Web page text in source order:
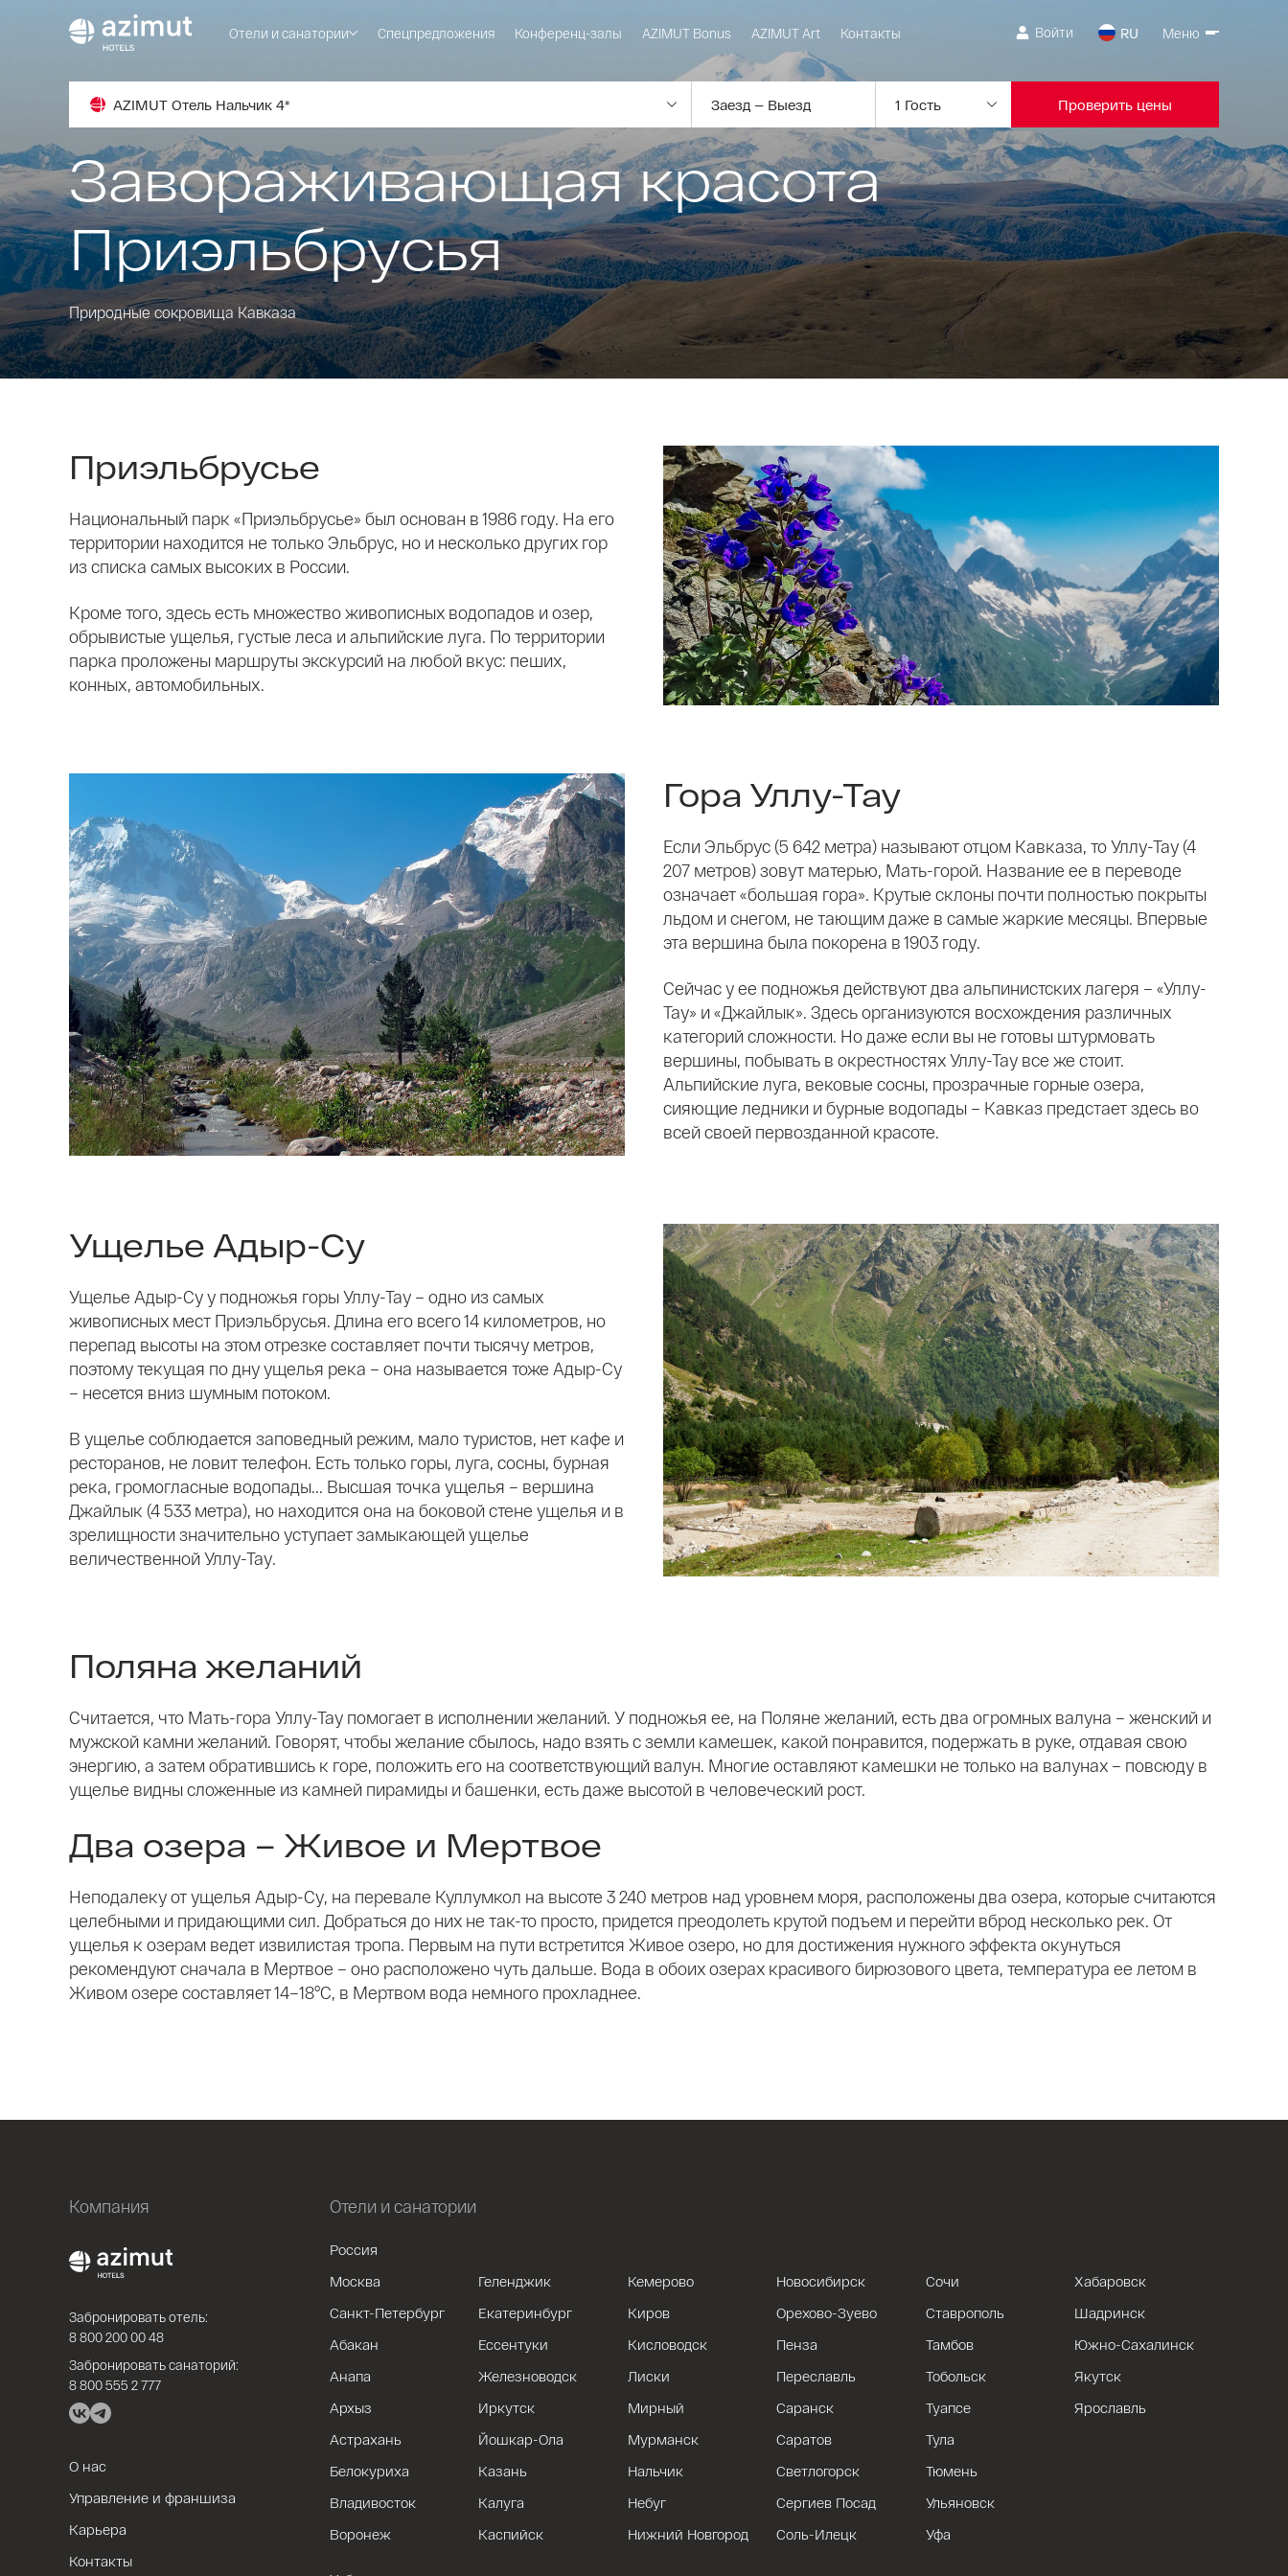
Отели и санатории Спецпредложения Конференц-залы AZIMUT Bonus AZIMUT Art Контакты Войти RU Меню
AZIMUT Отель Нальчик 4* Проверить цены
Завораживающая красота
Приэльбрусья
Природные сокровища Кавказа
Приэльбрусье
Национальный парк «Приэльбрусье» был основан в 1986 году. На его
территории находится не только Эльбрус, но и несколько других гор
из списка самых высоких в России.
Кроме того, здесь есть множество живописных водопадов и озер,
обрывистые ущелья, густые леса и альпийские луга. По территории
парка проложены маршруты экскурсий на любой вкус: пеших,
конных, автомобильных.
Гора Уллу-Тау
Если Эльбрус (5 642 метра) называют отцом Кавказа, то Уллу-Тау (4
207 метров) зовут матерью, Мать-горой. Название ее в переводе
означает «большая гора». Крутые склоны почти полностью покрыты
льдом и снегом, не тающим даже в самые жаркие месяцы. Впервые
эта вершина была покорена в 1903 году.
Сейчас у ее подножья действуют два альпинистских лагеря – «Уллу-
Тау» и «Джайлык». Здесь организуются восхождения различных
категорий сложности. Но даже если вы не готовы штурмовать
вершины, побывать в окрестностях Уллу-Тау все же стоит.
Альпийские луга, вековые сосны, прозрачные горные озера,
сияющие ледники и бурные водопады – Кавказ предстает здесь во
всей своей первозданной красоте.
Ущелье Адыр-Су
Ущелье Адыр-Су у подножья горы Уллу-Тау – одно из самых
живописных мест Приэльбрусья. Длина его всего 14 километров, но
перепад высоты на этом отрезке составляет почти тысячу метров,
поэтому текущая по дну ущелья река – она называется тоже Адыр-Су
– несется вниз шумным потоком.
В ущелье соблюдается заповедный режим, мало туристов, нет кафе и
ресторанов, не ловит телефон. Есть только горы, луга, сосны, бурная
река, громогласные водопады... Высшая точка ущелья – вершина
Джайлык (4 533 метра), но находится она на боковой стене ущелья и в
зрелищности значительно уступает замыкающей ущелье
величественной Уллу-Тау.
Поляна желаний
Считается, что Мать-гора Уллу-Тау помогает в исполнении желаний. У подножья ее, на Поляне желаний, есть два огромных валуна – женский и
мужской камни желаний. Говорят, чтобы желание сбылось, надо взять с земли камешек, какой понравится, подержать в руке, отдавая свою
энергию, а затем обратившись к горе, положить его на соответствующий валун. Многие оставляют камешки не только на валунах – повсюду в
ущелье видны сложенные из камней пирамиды и башенки, есть даже высотой в человеческий рост.
Два озера – Живое и Мертвое
Неподалеку от ущелья Адыр-Су, на перевале Куллумкол на высоте 3 240 метров над уровнем моря, расположены два озера, которые считаются
целебными и придающими сил. Добраться до них не так-то просто, придется преодолеть крутой подъем и перейти вброд несколько рек. От
ущелья к озерам ведет извилистая тропа. Первым на пути встретится Живое озеро, но для достижения нужного эффекта окунуться
рекомендуют сначала в Мертвое – оно расположено чуть дальше. Вода в обоих озерах красивого бирюзового цвета, температура ее летом в
Живом озере составляет 14–18°C, в Мертвом вода немного прохладнее.
Компания
Забронировать отель:
8 800 200 00 48
Забронировать санаторий:
8 800 555 2 777
О нас
Управление и франшиза
Карьера
Контакты
Отели и санатории
Россия
Москва
Санкт-Петербург
Абакан
Анапа
Архыз
Астрахань
Белокуриха
Владивосток
Воронеж
Геленджик
Екатеринбург
Ессентуки
Железноводск
Иркутск
Йошкар-Ола
Казань
Калуга
Каспийск
Кемерово
Киров
Кисловодск
Лиски
Мирный
Мурманск
Нальчик
Небуг
Нижний Новгород
Новосибирск
Орехово-Зуево
Пенза
Переславль
Саранск
Саратов
Светлогорск
Сергиев Посад
Соль-Илецк
Сочи
Ставрополь
Тамбов
Тобольск
Туапсе
Тула
Тюмень
Ульяновск
Уфа
Хабаровск
Шадринск
Южно-Сахалинск
Якутск
Ярославль